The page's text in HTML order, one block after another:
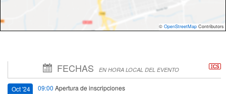
© OpenStreetMap Contributors
FECHAS EN HORA LOCAL DEL EVENTO
Oct '24 09:00 Apertura de inscripciones